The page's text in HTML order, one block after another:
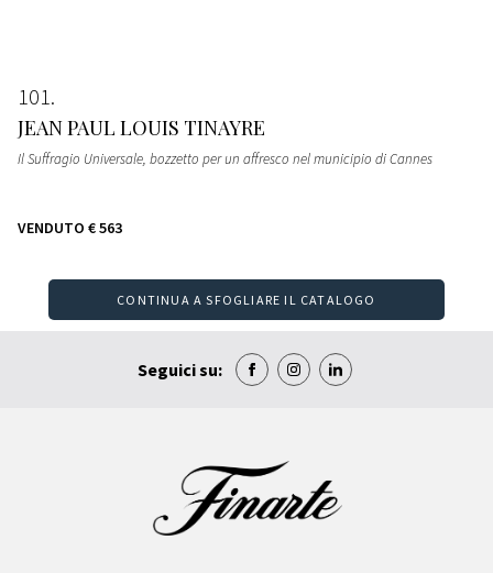
101
JEAN PAUL LOUIS TINAYRE
Il Suffragio Universale, bozzetto per un affresco nel municipio di Cannes
VENDUTO € 563
CONTINUA A SFOGLIARE IL CATALOGO
Seguici su: